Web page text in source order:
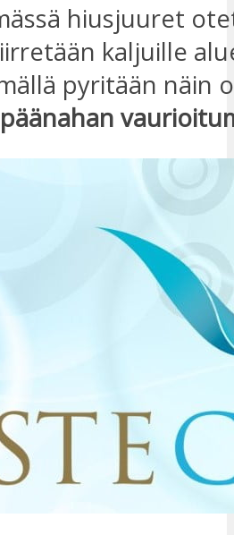
hiusjuuret
kaljuille
pyritään näin